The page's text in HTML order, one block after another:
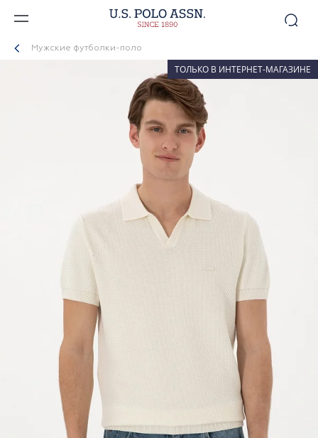
Мужские футболки-поло
ТОЛЬКО В ИНТЕРНЕТ-МАГАЗИНЕ